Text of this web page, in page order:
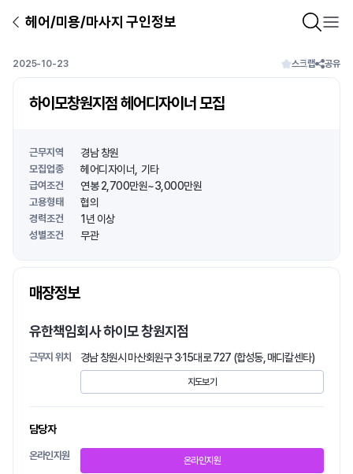
헤어/미용/마사지 구인정보
2025-10-23 스크랩 공유
하이모창원지점 헤어디자이너 모집
근무지역 경남 창원
모집업종 헤어디자이너 기타
급여조건 연봉 2,700만원~3,000만원
고용형태 협의
경력조건 1년 이상
성별조건 무관
매장정보
유한책임회사 하이모 창원지점
근무지 위치 경남 창원시 마산회원구 3·15대로 727 (합성동, 매디칼센타)
지도보기
담당자
온라인지원 온라인지원